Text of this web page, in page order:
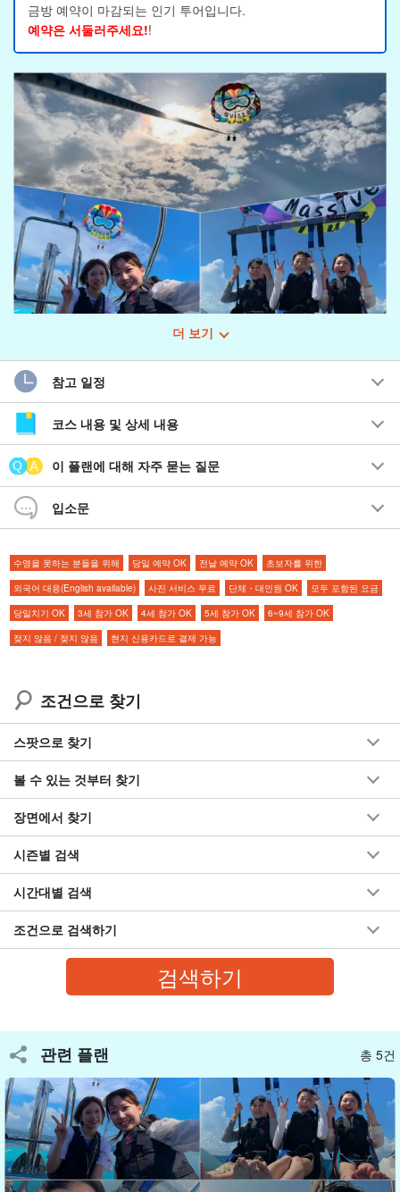
금방 예약이 마감되는 인기 투어입니다.
예약은 서둘러주세요!!
초보자도 어린이도 부담 없이 참가 가능☆.
이시가키섬 상공에서 즐기는 패러세일링 투어
이시가키섬의 하늘을 약 1시간 30분 만에 시원하게 만끽할 수 있는
패러세일링 투어!
투명한 바다와 야에야마의 아름다운 섬들이 펼쳐져 있고, 그 경치를
상공에서 마음껏 즐길 수 있는 것은 패러세일링만의 특별한 경험이
다.
嬉しいプラン特典☆
◆투어 사진 무제한 증정
◆ 스마트폰 방수 케이스 무료 대여 가능
선택할 수 있는 로프 길이는 3종류☆.
조금 더 높은 곳에 도전하는 150m 코스
이 플랜은 로프 길이 약 150m, 고도 약 60~75m, 로프 길이 약 150m
로빌딩 13층상당에 달합니다.
어린 아이들도 많이 참가하고 있고, 생각보다 무섭지 않으니 부담 없
더 보기
참고 일정
코스 내용 및 상세 내용
이 플랜에 대해 자주 묻는 질문
입소문
수영을 못하는 분들을 위해 당일 예약 OK 전날 예약 OK
초보자를 위한
외국어 대응(English available)
사진 서비스 무료 단체・대인원 OK
모두 포함된 요금
당일치기 OK
3세 참가 OK 4세 참가 OK 5세 참가 OK
6~9세 참가 OK
젖지 않음 / 젖지 않음
현지 신용카드로 결제 가능
조건으로 찾기
스팟으로 찾기
볼 수 있는 것부터 찾기
장면에서 찾기
시즌별 검색
시간대별 검색
조건으로 검색하기
관련 플랜 총 5건